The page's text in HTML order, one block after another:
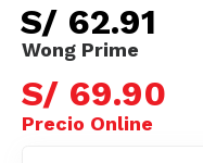
S/ 62.91
S/ 69.90